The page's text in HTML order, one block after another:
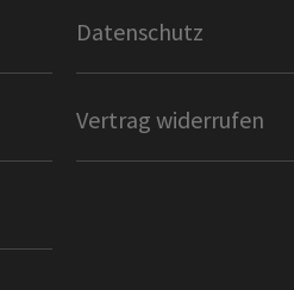
Datenschutz
Vertrag widerrufen